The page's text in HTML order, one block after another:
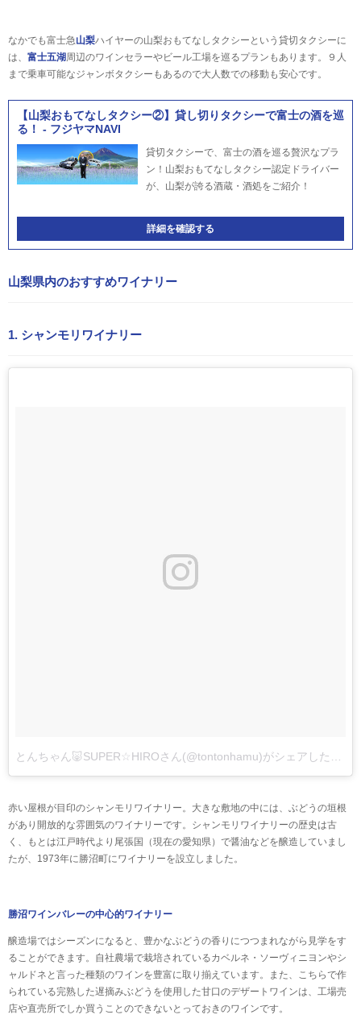
なかでも富士急 山梨ハイヤーの山梨おもてなしタクシーという貸切タクシーに
は、 富士五湖周辺のワインセラーやビール工場を巡るプランもあります。９人
まで乗車可能なジャンボタクシーもあるので大人数での移動も安心です。
【山梨おもてなしタクシー②】貸し切りタクシーで富士の酒を巡
る！ - フジヤマNAVI
貸切タクシーで、富士の酒を巡る贅沢なプラ
ン！山梨おもてなしタクシー認定ドライバー
が、山梨が誇る酒蔵・酒処をご紹介！
詳細を確認する
山梨県内のおすすめワイナリー
1. シャンモリワイナリー
赤い屋根が目印のシャンモリワイナリー。大きな敷地の中には、ぶどうの垣根
があり開放的な雰囲気のワイナリーです。シャンモリワイナリーの歴史は古
く、もとは江戸時代より尾張国（現在の愛知県）で醤油などを醸造していまし
たが、1973年に勝沼町にワイナリーを設立しました。
勝沼ワインバレーの中心的ワイナリー
醸造場ではシーズンになると、豊かなぶどうの香りにつつまれながら見学をす
ることができます。自社農場で栽培されているカベルネ・ソーヴィニヨンやシ
ャルドネと言った種類のワインを豊富に取り揃えています。また、こちらで作
られている完熟した遅摘みぶどうを使用した甘口のデザートワインは、工場売
店や直売所でしか買うことのできないとっておきのワインです。